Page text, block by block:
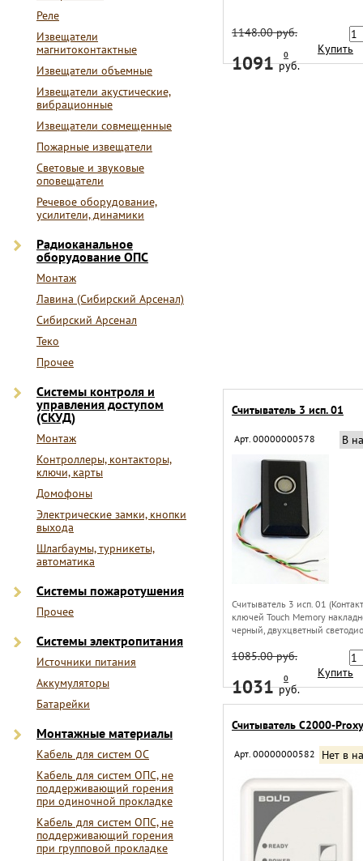
Реле
Извещатели
магнитоконтактные
Извещатели объемные
Извещатели акустические,
вибрационные
Извещатели совмещенные
Пожарные извещатели
Световые и звуковые
оповещатели
Речевое оборудование,
усилители, динамики
Радиоканальное
оборудование ОПС
Монтаж
Лавина (Сибирский Арсенал)
Сибирский Арсенал
Теко
Прочее
Системы контроля и
управления доступом
(СКУД)
Монтаж
Контроллеры, контакторы,
ключи, карты
Домофоны
Электрические замки, кнопки
выхода
Шлагбаумы, турникеты,
автоматика
Системы пожаротушения
Прочее
Системы электропитания
Источники питания
Аккумуляторы
Батарейки
Монтажные материалы
Кабель для систем ОС
Кабель для систем ОПС, не
поддерживающий горения
при одиночной прокладке
Кабель для систем ОПС, не
поддерживающий горения
при групповой прокладке
1148.00 руб.
1091 0
руб.
Купить
Считыватель 3 исп. 01
Арт. 00000000578 В
Считыватель 3 исп. 01
ключей Touch Memory
черный, двухцветный
1085.00 руб.
1031 0
руб.
Купить
Считыватель С2000-
Арт. 00000000582 Нет в